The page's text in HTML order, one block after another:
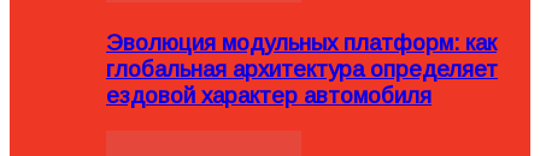
Эволюция модульных платформ: как
глобальная архитектура определяет
ездовой характер автомобиля